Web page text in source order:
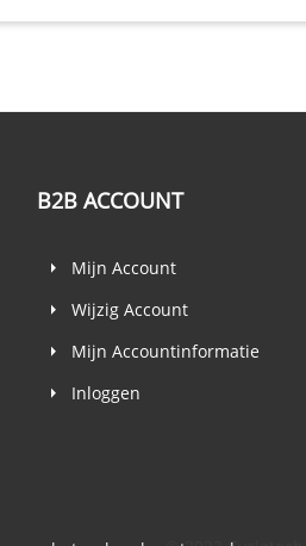
B2B ACCOUNT
Mijn Account
Wijzig Account
Mijn Accountinformatie
Inloggen